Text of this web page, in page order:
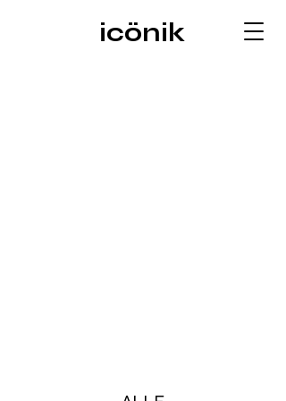
icönik